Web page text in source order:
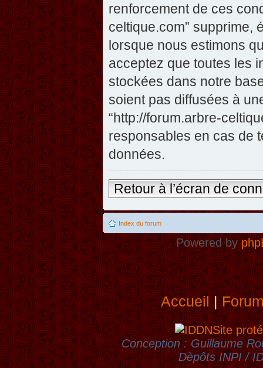
renforcement de ces
celtique.com” supprime,
lorsque nous estimons
acceptez que toutes les
stockées dans notre
soient pas diffusées à
“http://forum.arbre-
responsables en cas de
données.
Retour à l’écran de
Index du forum
Powered by
Accueil|
Site
Conception : Guillaume
Dèpôts INPI /